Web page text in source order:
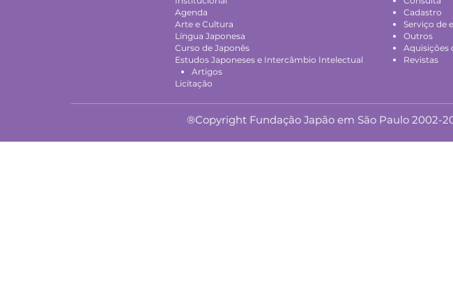
Agenda
Arte e Cultura
Língua Japonesa
Curso de Japonês
Estudos Japoneses e Intercâmbio Intelectual
Artigos
Licitação
Cadastro
Serviço de
Outros
Aquisições
Revistas
®Copyright Fundação Japão em São Paulo 2002-